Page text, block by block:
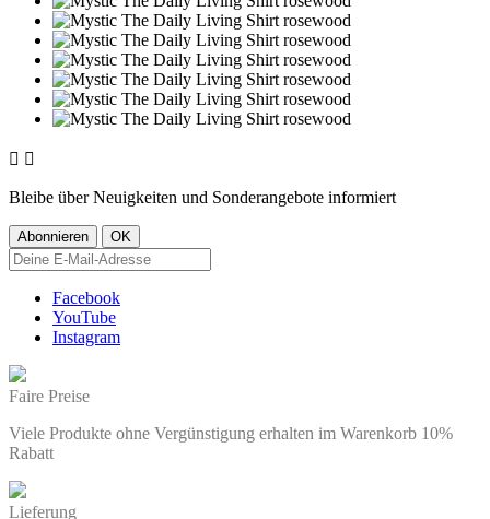
 
Bleibe über Neuigkeiten und Sonderangebote informiert
Facebook
YouTube
Instagram
Faire Preise
Viele Produkte ohne Vergünstigung erhalten im Warenkorb 10%
Rabatt
Lieferung